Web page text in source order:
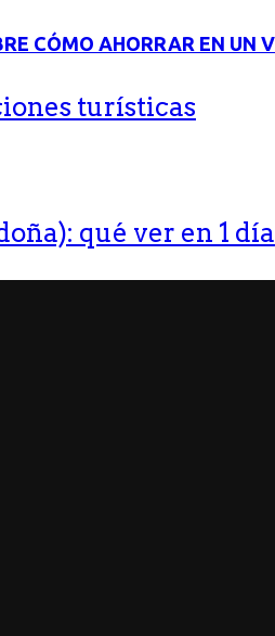
turísticas
qué ver en 1 día